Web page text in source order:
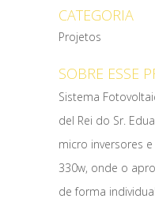
CATEGORIA
Projetos
SOBRE ESSE
Sistema
del Rei do Sr.
micro inversores
330w, onde o
de forma